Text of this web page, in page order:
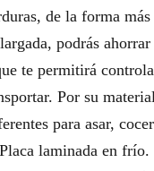
de la forma
podrás
te permitirá
Por su
para asar,
laminada en